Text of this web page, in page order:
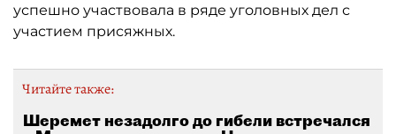
успешно участвовала в ряде уголовных дел с
участием присяжных.
Читайте также:
Шеремет незадолго до гибели встречался